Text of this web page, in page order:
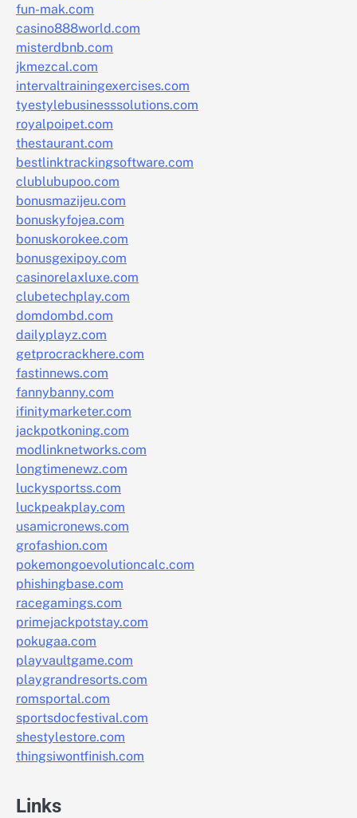
fun-mak.com
casino888world.com
misterdbnb.com
jkmezcal.com
intervaltrainingexercises.com
tyestylebusinesssolutions.com
royalpoipet.com
thestaurant.com
bestlinktrackingsoftware.com
clublubupoo.com
bonusmazijeu.com
bonuskyfojea.com
bonuskorokee.com
bonusgexipoy.com
casinorelaxluxe.com
clubetechplay.com
domdombd.com
dailyplayz.com
getprocrackhere.com
fastinnews.com
fannybanny.com
ifinitymarketer.com
jackpotkoning.com
modlinknetworks.com
longtimenewz.com
luckysportss.com
luckpeakplay.com
usamicronews.com
grofashion.com
pokemongoevolutioncalc.com
phishingbase.com
racegamings.com
primejackpotstay.com
pokugaa.com
playvaultgame.com
playgrandresorts.com
romsportal.com
sportsdocfestival.com
shestylestore.com
thingsiwontfinish.com
Links